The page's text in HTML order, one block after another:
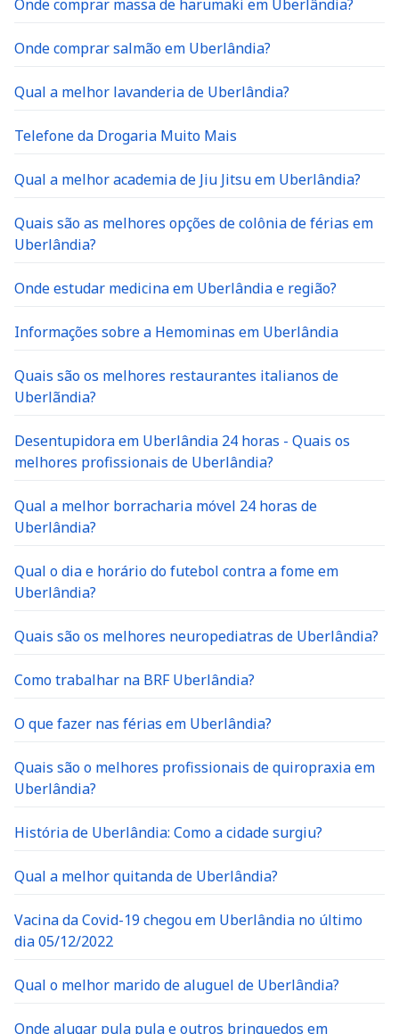
Onde comprar massa de harumaki em Uberlândia?
Onde comprar salmão em Uberlândia?
Qual a melhor lavanderia de Uberlândia?
Telefone da Drogaria Muito Mais
Qual a melhor academia de Jiu Jitsu em Uberlândia?
Quais são as melhores opções de colônia de férias em
Uberlândia?
Onde estudar medicina em Uberlândia e região?
Informações sobre a Hemominas em Uberlândia
Quais são os melhores restaurantes italianos de
Uberlãndia?
Desentupidora em Uberlândia 24 horas - Quais os
melhores profissionais de Uberlândia?
Qual a melhor borracharia móvel 24 horas de
Uberlândia?
Qual o dia e horário do futebol contra a fome em
Uberlândia?
Quais são os melhores neuropediatras de Uberlândia?
Como trabalhar na BRF Uberlândia?
O que fazer nas férias em Uberlândia?
Quais são o melhores profissionais de quiropraxia em
Uberlândia?
História de Uberlândia: Como a cidade surgiu?
Qual a melhor quitanda de Uberlândia?
Vacina da Covid-19 chegou em Uberlândia no último
dia 05/12/2022
Qual o melhor marido de aluguel de Uberlândia?
Onde alugar pula pula e outros brinquedos em